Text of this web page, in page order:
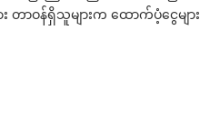
ာဝန်ရှိသူများက ထောက်ပံ့ငွေများ